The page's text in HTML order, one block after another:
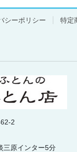
シーポリシー 特定
2
原インター5分